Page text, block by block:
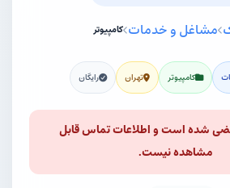
مشاغل و خدمات کامپیوتر
کامپیوتر تهران رایگان
شده است و اطلاعات تماس قابل
مشاهده نیست.